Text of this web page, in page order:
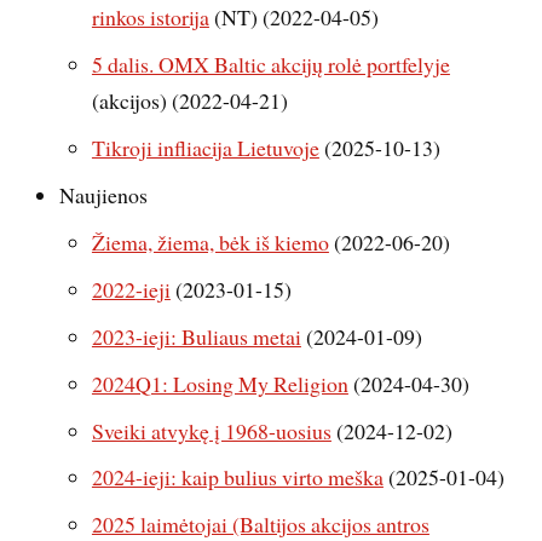
rinkos istorija(NT) (2022-04-05)
5 dalis. OMX Baltic akcijų rolė portfelyje
(akcijos) (2022-04-21)
Tikroji infliacija Lietuvoje(2025-10-13)
Naujienos
Žiema, žiema, bėk iš kiemo(2022-06-20)
2022-ieji (2023-01-15)
2023-ieji: Buliaus metai (2024-01-09)
2024Q1: Losing My Religion (2024-04-30)
Sveiki atvykę į 1968-uosius (2024-12-02)
2024-ieji: kaip bulius virto meška(2025-01-04)
2025 laimėtojai (Baltijos akcijos antros